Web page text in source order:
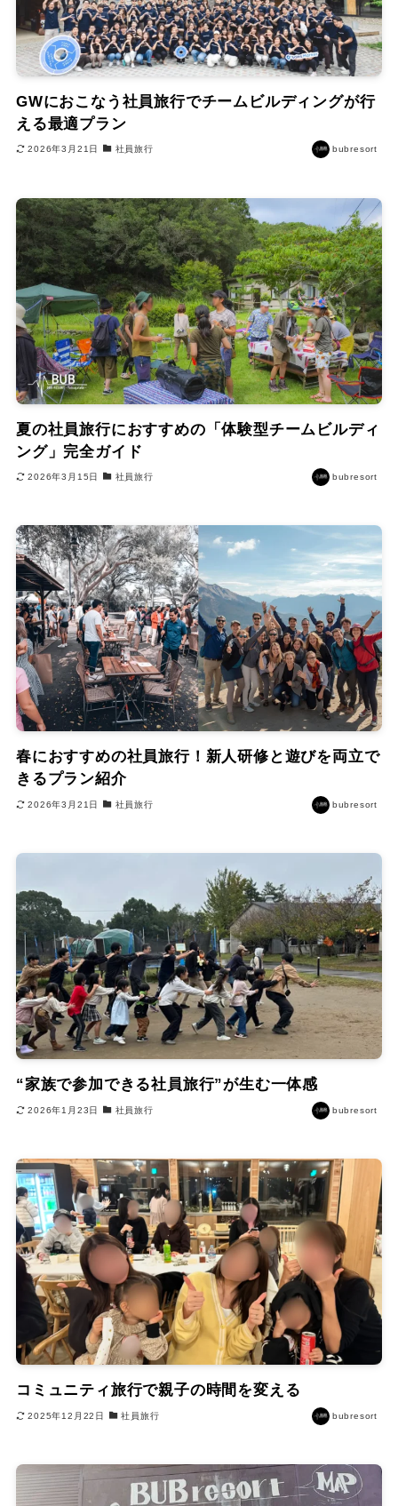
GWにおこなう社員旅行でチームビルディングが行
える最適プラン
2026年3月21日 社員旅行 bubresort
夏の社員旅行におすすめの「体験型チームビルディ
ング」完全ガイド
2026年3月15日 社員旅行 bubresort
春におすすめの社員旅行！新人研修と遊びを両立で
きるプラン紹介
2026年3月21日 社員旅行 bubresort
“家族で参加できる社員旅行”が生む一体感
2026年1月23日 社員旅行 bubresort
コミュニティ旅行で親子の時間を変える
2025年12月22日 社員旅行 bubresort